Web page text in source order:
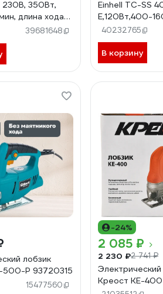
350Вт,
длина хода
A- 39681648
Einhell TC-SS
E,120Вт,400-
4309047
40232765
В корзину
лобзик
500-P 93720315
15477560
-24%
2 085 ₽
2 230 ₽2 741 ₽
Электрический
Креост KE-400